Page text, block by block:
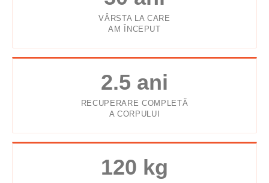
VÂRSTA LA CARE
AM ÎNCEPUT
2.5 ani
RECUPERARE COMPLETĂ
A CORPULUI
120 kg